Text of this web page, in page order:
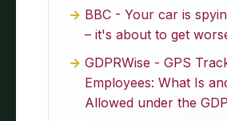
BBC - Your car is
– it's about to get
GDPRWise - GPS
Employees: What Is
Allowed under the